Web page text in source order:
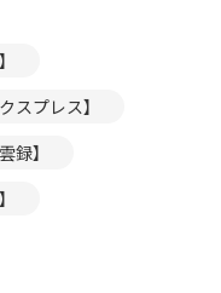
スプレス】
録】